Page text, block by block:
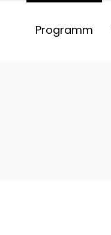
Programm